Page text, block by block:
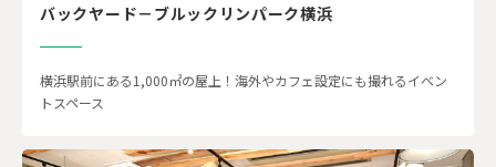
バックヤード－ブルックリンパーク横浜
横浜駅前にある1,000㎡の屋上！海外やカフェ設定にも撮れるイベン
トスペース